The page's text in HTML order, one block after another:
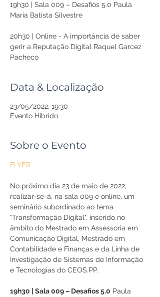
19h30 | Sala 009 – Desafios 5.0 Paula
Maria Batista Silvestre
20h30 | Online - A importância de saber
gerir a Reputação Digital Raquel Garcez
Pacheco
Data & Localização
23/05/2022, 19:30
Evento Híbrido
Sobre o Evento
FLYER
No próximo dia 23 de maio de 2022,
realizar-se-á, na sala 009 e online, um
seminário subordinado ao tema
"Transformação Digital", inserido no
âmbito do Mestrado em Assessoria em
Comunicação Digital, Mestrado em
Contabilidade e Finanças e da Linha de
Investigação de Sistemas de Informação
e Tecnologias do CEOS.PP.
19h30 | Sala 009 – Desafios 5.0 Paula